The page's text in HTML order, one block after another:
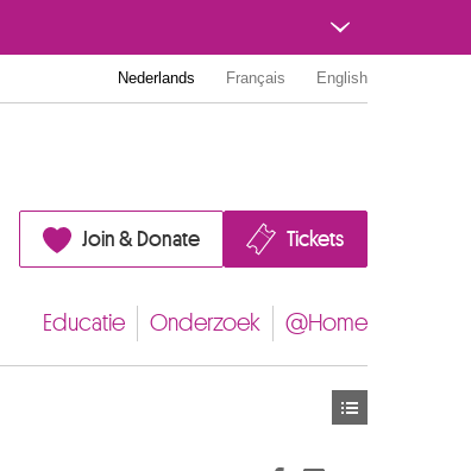
Nederlands Français English
Join & Donate Tickets
Educatie Onderzoek @Home